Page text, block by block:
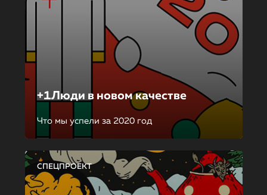
+1Люди в новом качестве
Что мы успели за 2020 год
СПЕЦПРОЕКТ